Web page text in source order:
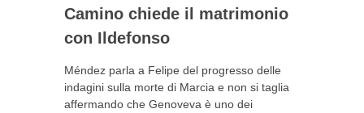
Camino chiede il matrimonio
con Ildefonso
Méndez parla a Felipe del progresso delle
indagini sulla morte di Marcia e non si taglia
affermando che Genoveva è uno dei